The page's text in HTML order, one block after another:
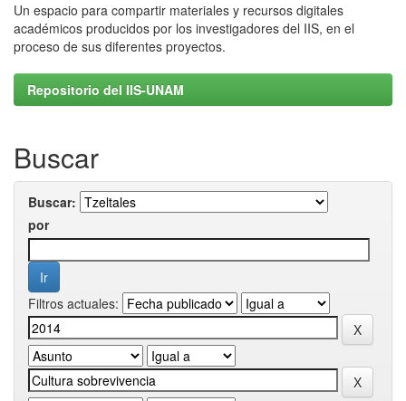
Un espacio para compartir materiales y recursos digitales
académicos producidos por los investigadores del IIS, en el
proceso de sus diferentes proyectos.
Repositorio del IIS-UNAM
Buscar
Buscar:
por
Filtros actuales: